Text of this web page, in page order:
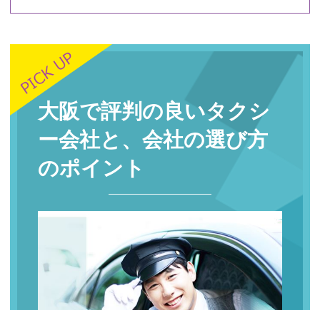
大阪で評判の良いタクシ
ー会社と、会社の選び方
のポイント